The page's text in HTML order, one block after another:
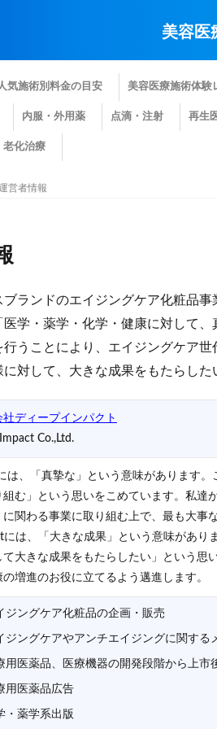
美容医
気施術別料金の目安 美容医療施術体験
内服・外用薬 点滴・注射 再生
老化治療
営者情報
ランドのエイジングケア化粧品
学・薬学・化学・健康に対して
うことにより、エイジングケア
対して、大きな成果をもたらした
社ディープインパクト
Co.,Ltd.
は、「真摯な」という意味があります
組む」という思いをこめています。私達
に関わる事業に取り組む上で、最も大事
には、「大きな成果」という意味があ
て大きな成果をもたらしたい」という思
の増進のお役に立てるよう邁進します。
ジングケア化粧品の企画・販売
ジングケアやアンチエイジングに関する
用医薬品、医療機器の開発段階から上
用医薬品広告
・薬学系出版